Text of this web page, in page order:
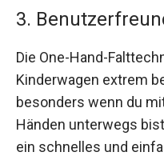
3.
Die One-Hand-
Kinderwagen extrem
besonders wenn du
Händen unterwegs
ein schnelles und